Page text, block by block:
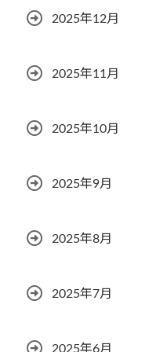
2025年12月
2025年11月
2025年10月
2025年9月
2025年8月
2025年7月
2025年6月